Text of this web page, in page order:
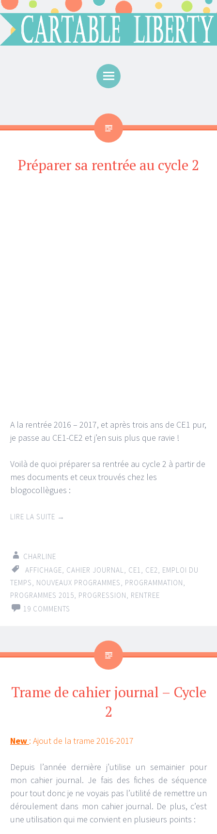
Préparer sa rentrée au cycle 2
A la rentrée 2016 – 2017, et après trois ans de CE1 pur,
je passe au CE1-CE2 et j’en suis plus que ravie !
Voilà de quoi préparer sa rentrée au cycle 2 à partir de
mes documents et ceux trouvés chez les
blogocollègues :
LIRE LA SUITE →
CHARLINE
AFFICHAGE, CAHIER JOURNAL, CE1, CE2, EMPLOI DU
TEMPS, NOUVEAUX PROGRAMMES, PROGRAMMATION,
PROGRAMMES 2015, PROGRESSION, RENTREE
19 COMMENTS
Trame de cahier journal – Cycle
2
New : Ajout de la trame 2016-2017
Depuis l’année dernière j’utilise un semainier pour
mon cahier journal. Je fais des fiches de séquence
pour tout donc je ne voyais pas l’utilité de remettre un
déroulement dans mon cahier journal. De plus, c’est
une utilisation qui me convient en plusieurs points :